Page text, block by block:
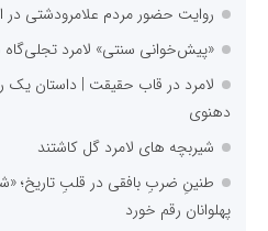
روایت حضور مردم علامرودشتی در
«پیش‌خوانی سنتی» لامرد
لامرد در قاب حقیقت | داستان یک
دهنوی
شیربچه های لامرد گل کاشتند
طنینِ ضربِ بافقی در قلبِ تاریخ؛
پهلوانان رقم خورد